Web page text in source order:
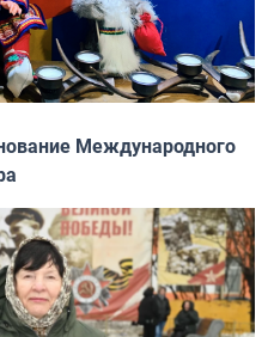
Международного